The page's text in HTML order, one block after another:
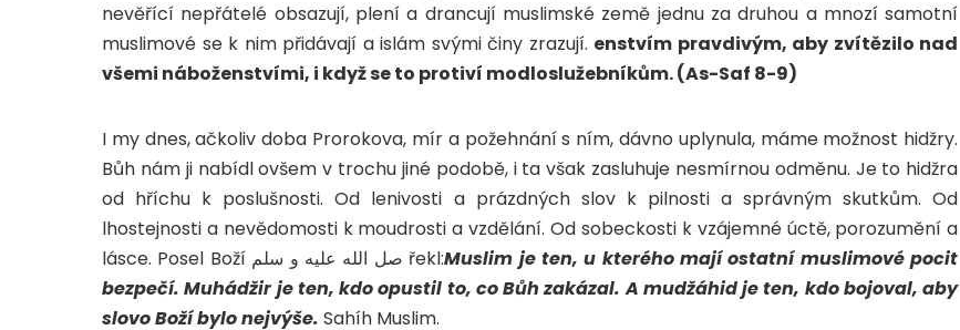
nevěřící nepřátelé obsazují, plení a drancují muslimské země jednu za druhou a mnozí samotní
muslimové se k nim přidávají a islám svými činy zrazují. enstvím pravdivým, aby zvítězilo nad
všemi náboženstvími, i když se to protiví modloslužebníkům. (As-Saf 8-9)
I my dnes, ačkoliv doba Prorokova, mír a požehnání s ním, dávno uplynula, máme možnost hidžry.
Bůh nám ji nabídl ovšem v trochu jiné podobě, i ta však zasluhuje nesmírnou odměnu. Je to hidžra
od hříchu k poslušnosti. Od lenivosti a prázdných slov k pilnosti a správným skutkům. Od
lhostejnosti a nevědomosti k moudrosti a vzdělání. Od sobeckosti k vzájemné úctě, porozumění a
lásce. Posel Boží صل الله عليه و سلم řekl:Muslim je ten, u kterého mají ostatní muslimové pocit
bezpečí. Muhádžir je ten, kdo opustil to, co Bůh zakázal. A mudžáhid je ten, kdo bojoval, aby
slovo Boží bylo nejvýše. Sahíh Muslim.